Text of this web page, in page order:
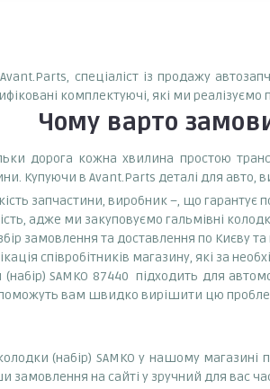
спеціаліст із продажу
комплектуючі, які ми
Чому варто
дорога кожна хвилина простою
Купуючи в Avant.Parts деталі для авто,
запчастини, виробник –, що
адже ми закуповуємо гальмівні
замовлення та доставлення по Києву та
співробітників магазину, які за
(набір) SAMKO 87440 підходить для
вам швидко вирішити цю
(набір) SAMKO у нашому
на сайті у зручний для вас